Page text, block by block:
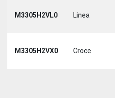
M3305H2VL0 Linea
M3305H2VX0 Croce